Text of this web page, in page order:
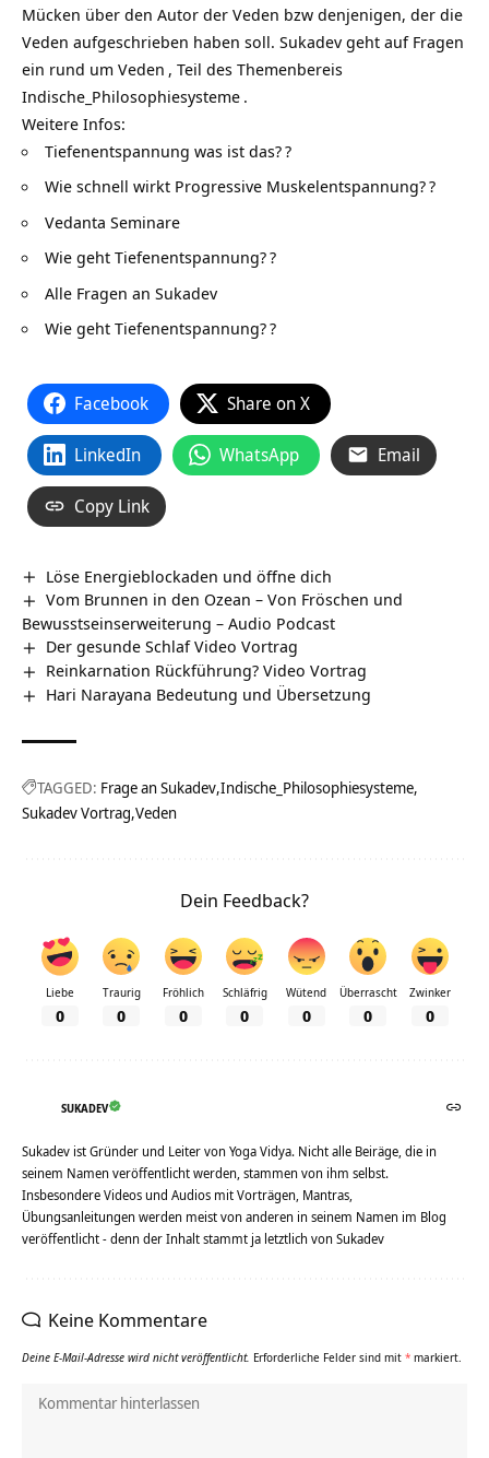
Mücken über den Autor der Veden bzw denjenigen, der die
Veden aufgeschrieben haben soll. Sukadev geht auf Fragen
ein rund um Veden , Teil des Themenbereis
Indische_Philosophiesysteme .
Weitere Infos:
Tiefenentspannung was ist das??
Wie schnell wirkt Progressive Muskelentspannung??
Vedanta Seminare
Wie geht Tiefenentspannung??
Alle Fragen an Sukadev
Wie geht Tiefenentspannung??
Facebook Share on X
LinkedIn WhatsApp Email
Copy Link
Löse Energieblockaden und öffne dich
Vom Brunnen in den Ozean – Von Fröschen und
Bewusstseinserweiterung – Audio Podcast
Der gesunde Schlaf Video Vortrag
Reinkarnation Rückführung? Video Vortrag
Hari Narayana Bedeutung und Übersetzung
TAGGED: Frage an Sukadev Indische_Philosophiesysteme
Sukadev Vortrag Veden
Dein Feedback?
Liebe
0
Traurig
0
Fröhlich
0
Schläfrig
0
Wütend
0
Überrascht
0
Zwinker
0
SUKADEV
Sukadev ist Gründer und Leiter von Yoga Vidya. Nicht alle Beiräge, die in
seinem Namen veröffentlicht werden, stammen von ihm selbst.
Insbesondere Videos und Audios mit Vorträgen, Mantras,
Übungsanleitungen werden meist von anderen in seinem Namen im Blog
veröffentlicht - denn der Inhalt stammt ja letztlich von Sukadev
Keine Kommentare
Deine E-Mail-Adresse wird nicht veröffentlicht. Erforderliche Felder sind mit * markiert.